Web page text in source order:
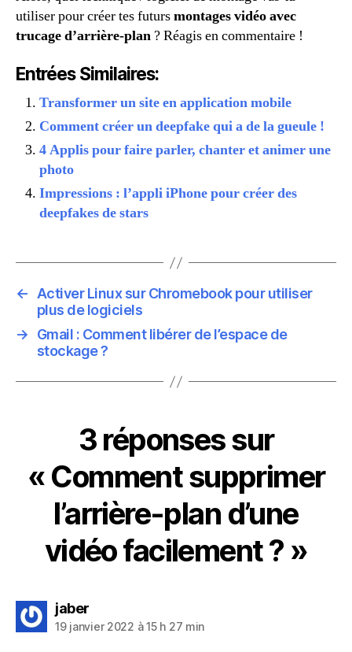
utiliser pour créer tes futursmontages vidéo avec
trucage d’arrière-plan ? Réagis en commentaire !
Entrées Similaires:
Transformer un site en application mobile
Comment créer un deepfake qui a de la gueule !
4 Applis pour faire parler, chanter et animer une
photo
Impressions : l’appli iPhone pour créer des
deepfakes de stars
← Activer Linux sur Chromebook pour utiliser
plus de logiciels
→
Gmail : Comment libérer de l’espace de
stockage ?
3 réponses sur
« Comment supprimer
l’arrière-plan d’une
vidéo facilement ? »
jaberdit :
19 janvier 2022 à 15 h 27 min